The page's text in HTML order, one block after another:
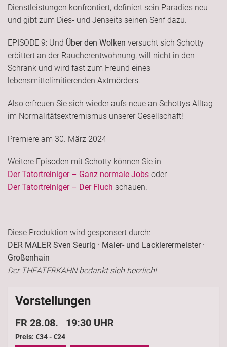
Dienstleistungen konfrontiert, definiert sein Paradies neu
und gibt zum Dies- und Jenseits seinen Senf dazu.
EPISODE 9: Und Über den Wolken versucht sich Schotty
erbittert an der Raucherentwöhnung, will nicht in den
Schrank und wird fast zum Freund eines
lebensmittelimitierenden Axtmörders.
Also erfreuen Sie sich wieder aufs neue an Schottys Alltag
im Normalitätsextremismus unserer Gesellschaft!
Premiere am 30. März 2024
Weitere Episoden mit Schotty können Sie in
Der Tatortreiniger – Ganz normale Jobs oder
Der Tatortreiniger – Der Fluch schauen.
Diese Produktion wird gesponsert durch:
DER MALER Sven Seurig · Maler- und Lackierermeister ·
Großenhain
Der THEATERKAHN bedankt sich herzlich!
Vorstellungen
FR 28.08. 19:30 UHR
Preis: €34 - €24